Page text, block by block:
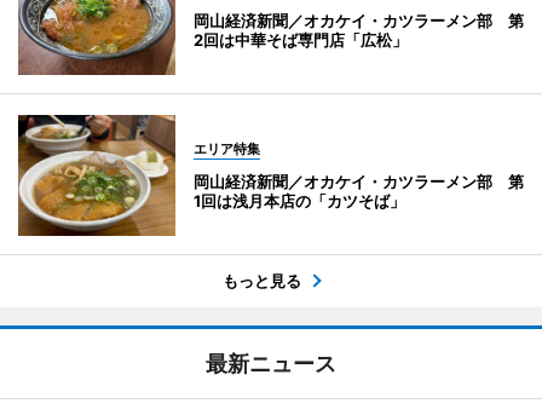
岡山経済新聞／オカケイ・カツラーメン部 第
2回は中華そば専門店「広松」
エリア特集
岡山経済新聞／オカケイ・カツラーメン部 第
1回は浅月本店の「カツそば」
もっと見る
最新ニュース